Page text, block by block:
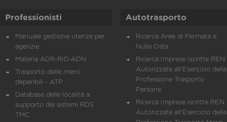
Professionisti
Manuale gestione utenze per
agenzie
Materia ADR-RID-ADN
Trasporto delle merci
deperibili - ATP
Database delle località a
supporto dei sistemi RDS
TMC
Autotrasporto
Ricerca Aree di Fermata e
Nulla Osta
Ricerca Imprese Iscritte REN
Autorizzate all'Esercizio della
Professione Trasporto
Persone
Ricerca Imprese iscritte REN
Autorizzate all'Esercizio della